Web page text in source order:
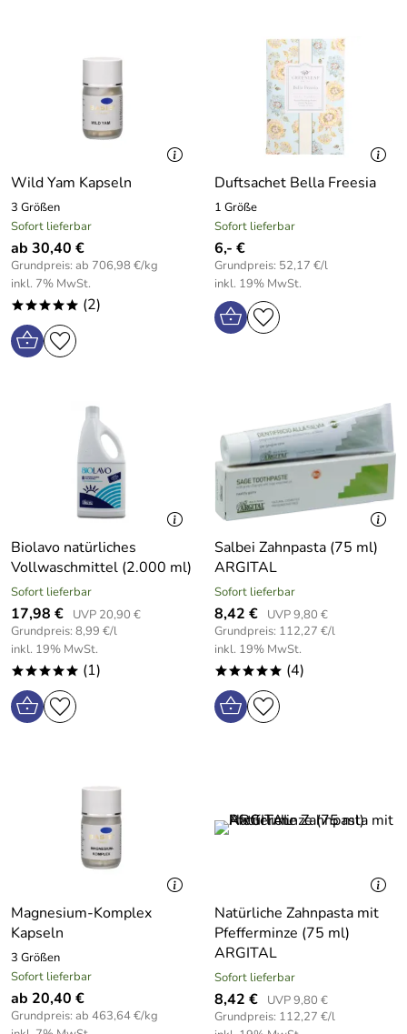
Wild Yam Kapseln
3 Größen
Sofort lieferbar
ab 30,40 €
Grundpreis: ab 706,98 €/kg
inkl. 7% MwSt.
***** (2)
Duftsachet Bella Freesia
1 Größe
Sofort lieferbar
6,- €
Grundpreis: 52,17 €/l
inkl. 19% MwSt.
Biolavo natürliches
Vollwaschmittel (2.000 ml)
Sofort lieferbar
17,98 €
UVP 20,90 €
Grundpreis: 8,99 €/l
inkl. 19% MwSt.
***** (1)
Salbei Zahnpasta (75 ml)
ARGITAL
Sofort lieferbar
8,42 €
UVP 9,80 €
Grundpreis: 112,27 €/l
inkl. 19% MwSt.
***** (4)
Magnesium-Komplex
Kapseln
3 Größen
Sofort lieferbar
ab 20,40 €
Grundpreis: ab 463,64 €/kg
Natürliche Zahnpasta mit
Pfefferminze (75 ml)
ARGITAL
Sofort lieferbar
8,42 €
UVP 9,80 €
Grundpreis: 112,27 €/l